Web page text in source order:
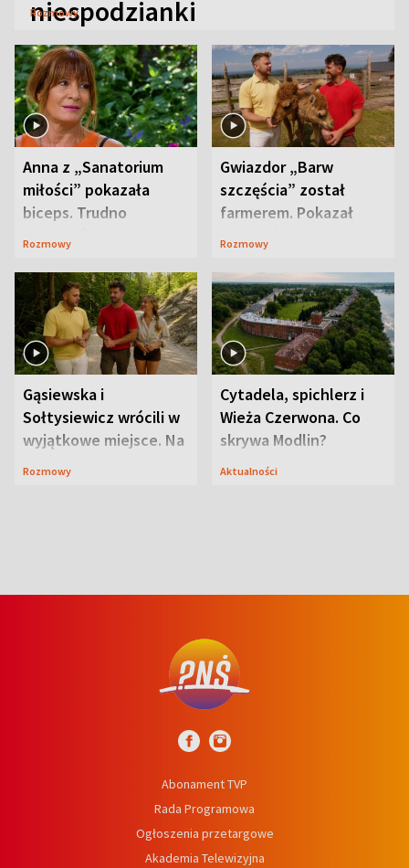
niespodzianki
Rozmowy
Anna z „Sanatorium
miłości” pokazała
biceps. Trudno
uwierzyć, co przeszła
Rozmowy
Gwiazdor „Barw
szczęścia” został
farmerem. Pokazał
swoje niezwykłe
Rozmowy
Gąsiewska i
Sołtysiewicz wrócili w
wyjątkowe miejsce. Na
szlaku czekał
Rozmowy
Cytadela, spichlerz i
Wieża Czerwona. Co
skrywa Modlin?
Aktualności
Abonament TVP
Rada Programowa
Ogłoszenia przetargowe
Akademia Telewizyjna